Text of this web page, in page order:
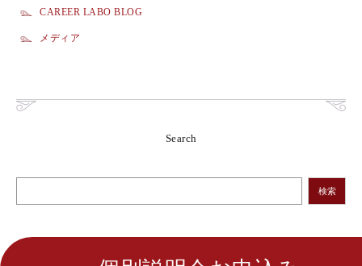
CAREER LABO BLOG
メディア
Search
検索